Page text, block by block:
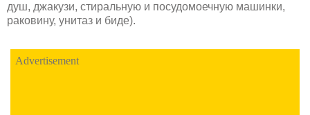
душ, джакузи, стиральную и посудомоечную машинки,
раковину, унитаз и биде).
Advertisement